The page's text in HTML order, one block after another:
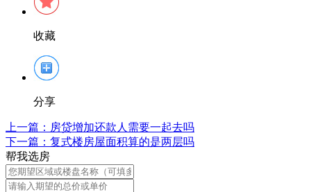
收藏
分享
上一篇： 房贷增加还款人需要一起去吗
下一篇： 复式楼房屋面积算的是两层吗
帮我选房